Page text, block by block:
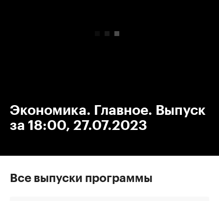
Экономика. Главное. Выпуск
за 18:00, 27.07.2023
Все выпуски программы